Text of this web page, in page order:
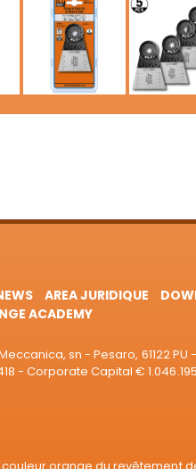
AREA JURIDIQUE
ACADEMY
sn - Pesaro, 61122 PU -
- Corporate Capital €